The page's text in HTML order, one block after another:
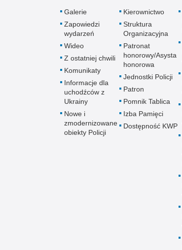
Galerie
Zapowiedzi
wydarzeń
Wideo
Z ostatniej chwili
Komunikaty
Informacje dla
uchodźców z
Ukrainy
Nowe i
zmodernizowane
obiekty Policji
Kierownictwo
Struktura
Organizacyjna
Patronat
honorowy/Asysta
honorowa
Jednostki Policji
Patron
Pomnik Tablica
Izba Pamięci
Dostępność KWP